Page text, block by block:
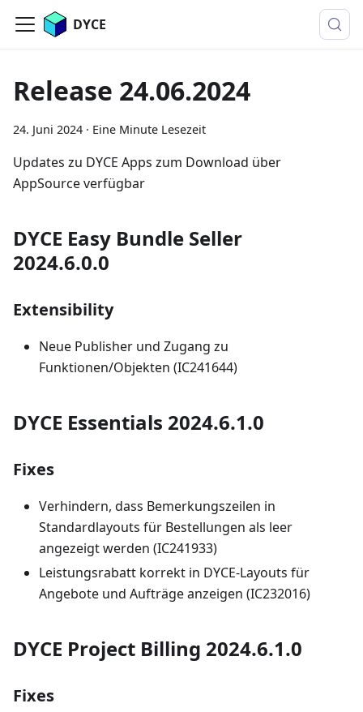
DYCE
Release 24.06.2024
24. Juni 2024 · Eine Minute Lesezeit
Updates zu DYCE Apps zum Download über
AppSource verfügbar
DYCE Easy Bundle Seller
2024.6.0.0
Extensibility
Neue Publisher und Zugang zu
Funktionen/Objekten (IC241644)
DYCE Essentials 2024.6.1.0
Fixes
Verhindern, dass Bemerkungszeilen in
Standardlayouts für Bestellungen als leer
angezeigt werden (IC241933)
Leistungsrabatt korrekt in DYCE-Layouts für
Angebote und Aufträge anzeigen (IC232016)
DYCE Project Billing 2024.6.1.0
Fixes